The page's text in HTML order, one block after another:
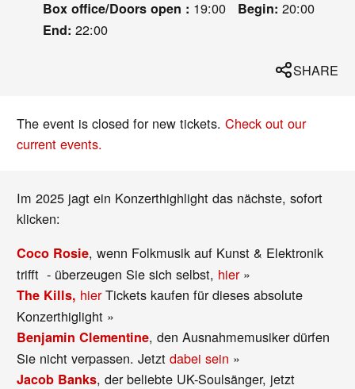
Box office/Doors open : 19:00 Begin: 20:00
End: 22:00
SHARE
The event is closed for new tickets.Check out our
current events.
Im 2025 jagt ein Konzerthighlight das nächste, sofort
klicken:
Coco Rosie, wenn Folkmusik auf Kunst & Elektronik
trifft - überzeugen Sie sich selbst, hier »
The Kills, hierTickets kaufen für dieses absolute
Konzerthiglight »
Benjamin Clementine, den Ausnahmemusiker dürfen
Sie nicht verpassen. Jetztdabei sein »
Jacob Banks, der beliebte UK-Soulsänger, jetzt